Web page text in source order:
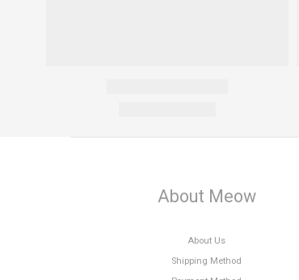
About Meow
About Us
Shipping Method